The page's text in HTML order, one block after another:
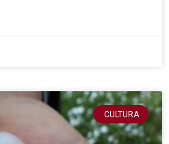
CULTURA